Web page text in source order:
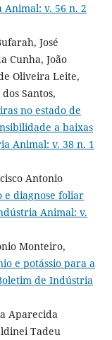
v. 56 n. 2
José
Cunha, João
Oliveira Leite,
Santos,
no estado de
a baixas
Animal: v. 38 n. 1
Antonio
e diagnose foliar
Animal: v.
Monteiro,
e potássio para a
de Indústria
Aparecida
Tadeu